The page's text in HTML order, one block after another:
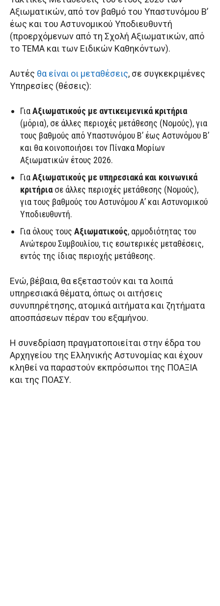
Αξιωματικών, από τον βαθμό του Υπαστυνόμου Β’
έως και του Αστυνομικού Υποδιευθυντή
(προερχόμενων από τη Σχολή Αξιωματικών, από
το ΤΕΜΑ και των Ειδικών Καθηκόντων).
Αυτές θα είναι οι μεταθέσεις, σε συγκεκριμένες
Υπηρεσίες (θέσεις):
ΓιαΑξιωματικούς με αντικειμενικά κριτήρια
(μόρια), σε άλλες περιοχές μετάθεσης (Νομούς), για
τους βαθμούς από Υπαστυνόμου Β’ έως Αστυνόμου Β’
και θα κοινοποιήσει τον Πίνακα Μορίων
Αξιωματικών έτους 2026.
ΓιαΑξιωματικούς με υπηρεσιακά και κοινωνικά
κριτήριασε άλλες περιοχές μετάθεσης (Νομούς),
για τους βαθμούς του Αστυνόμου Α’ και Αστυνομικού
Υποδιευθυντή.
Για όλους τους Αξιωματικούς, αρμοδιότητας του
Ανώτερου Συμβουλίου, τις εσωτερικές μεταθέσεις,
εντός της ίδιας περιοχής μετάθεσης.
Ενώ, βέβαια, θα εξεταστούν και τα λοιπά
υπηρεσιακά θέματα, όπως οι αιτήσεις
συνυπηρέτησης, ατομικά αιτήματα και ζητήματα
αποσπάσεων πέραν του εξαμήνου.
Η συνεδρίαση πραγματοποιείται στην έδρα του
Αρχηγείου της Ελληνικής Αστυνομίας και έχουν
κληθεί να παραστούν εκπρόσωποι της ΠΟΑΞΙΑ
και της ΠΟΑΣΥ.